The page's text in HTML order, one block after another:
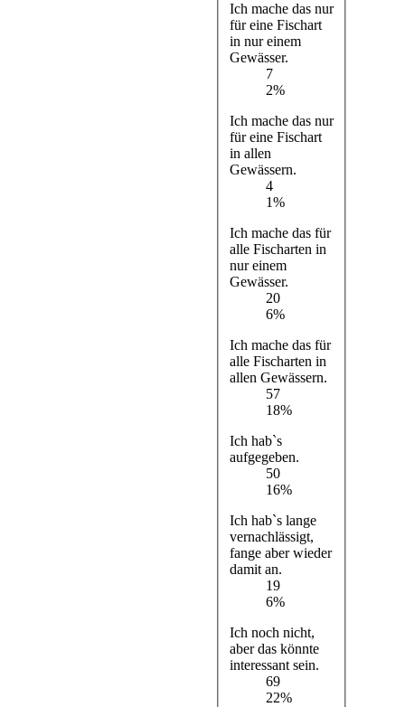
Ich mache das nur
für eine Fischart
in nur einem
Gewässer.
7
2%
Ich mache das nur
für eine Fischart
in allen
Gewässern.
4
1%
Ich mache das für
alle Fischarten in
nur einem
Gewässer.
20
6%
Ich mache das für
alle Fischarten in
allen Gewässern.
57
18%
Ich hab`s
aufgegeben.
50
16%
Ich hab`s lange
vernachlässigt,
fange aber wieder
damit an.
19
6%
Ich noch nicht,
aber das könnte
interessant sein.
69
22%